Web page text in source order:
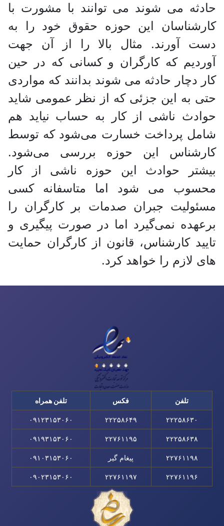
حادثه می شوند می توانند با مشورت با
کارشناسان این حوزه حقوق خود را به
دست آورند. مثال بالا را از آن جهت
آوردیم که کارگران و کسانی که در حین
کار دچار حادثه می شوند بدانند که مواردی
حتی به این جزئی که از نظر عمومی شاید
حوادث ناشی از کار به حساب نیاید هم
شامل پرداخت خسارت می‌شود که توسط
کارشناس این حوزه بررسی می‌شود.
بیشتر حوادث این حوزه ناشی از کار
محسوب می شود اما متاسفانه کسی
مسئولیت جبران صدمات بر کارگران را
برعهده نمی‌گیرد اما در صورت پیگیری و
تایید کارشناس، قانون از کارگران حمایت
های لازم را خواهد کرد.
تلفن فکس تلفن همراه
۲۲۲۵۸۶۳۰ ۲۲۲۵۸۶۴۹ ۰۹۱۲۳۱۵۳۰۶۰
۲۲۲۵۸۶۳۸ ۲۲۷۶۱۱۹۵ ۰۹۱۹۳۱۵۳۰۶۰
۲۲۷۶۱۱۹۸ پیغام گیر ۰۹۱۰۳۱۵۳۰۶۰
۲۲۷۶۱۱۹۶ ۲۲۷۶۱۱۹۷ ۰۹۰۲۳۱۵۳۰۶۰